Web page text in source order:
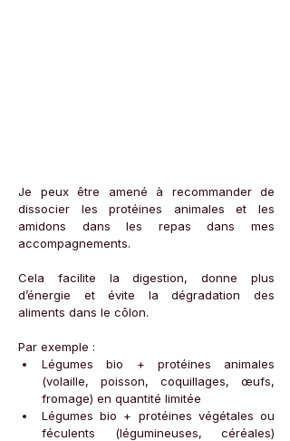
Je peux être amené à recommander de
dissocier les protéines animales et les
amidons dans les repas dans mes
accompagnements.
Cela facilite la digestion, donne plus
d’énergie et évite la dégradation des
aliments dans le côlon.
Par exemple :
Légumes bio + protéines animales
(volaille, poisson, coquillages, œufs,
fromage) en quantité limitée
Légumes bio + protéines végétales ou
féculents (légumineuses, céréales)